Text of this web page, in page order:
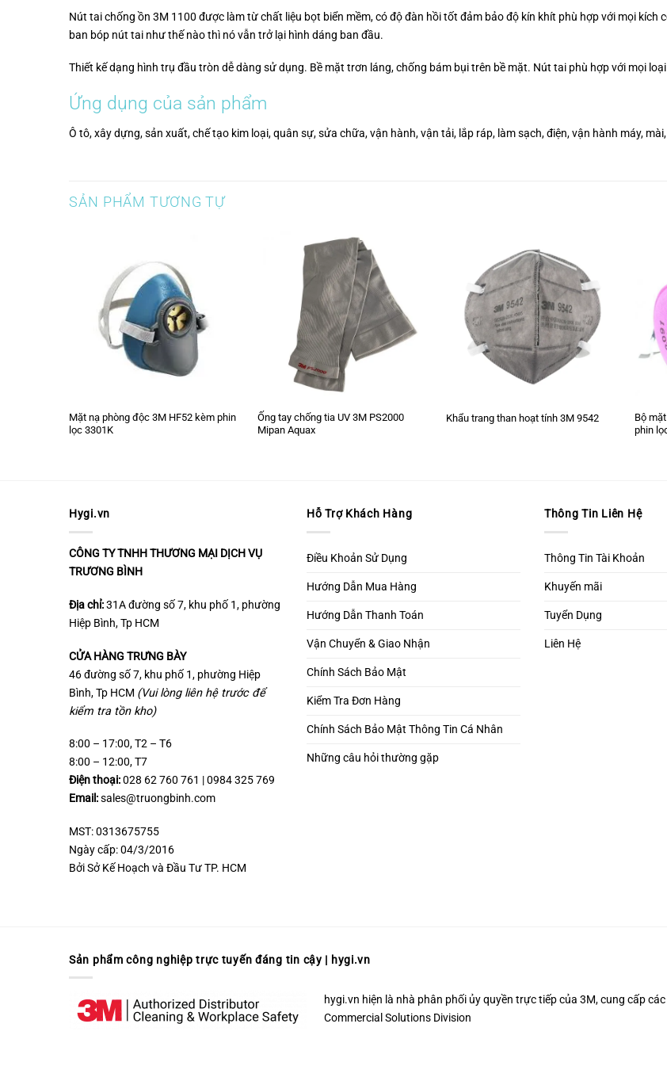
Nút tai chống ồn 3M 1100 được làm từ chất liệu bọt biển mềm, có độ đàn hồi tốt đảm bảo độ kín khít phù hợp với mọi
ban bóp nút tai như thế nào thì nó vẫn trở lại hình dáng ban đầu.
Thiết kế dạng hình trụ đầu tròn dễ dàng sử dụng. Bề mặt trơn láng, chống bám bụi trên bề mặt. Nút tai phù hợp với mọi
Ứng dụng của sản phẩm
Ô tô, xây dựng, sản xuất, chế tạo kim loại, quân sự, sửa chữa, vận hành, vận tải, lắp ráp, làm sạch, điện, vận hành máy,
SẢN PHẨM TƯƠNG TỰ
Mặt nạ phòng độc 3M HF52 kèm phin
lọc 3301K
Ống tay chống tia UV 3M PS2000
Mipan Aquax
Khẩu trang than hoạt tính 3M 9542
Bộ
phin
Hygi.vn
CÔNG TY TNHH THƯƠNG MẠI DỊCH VỤ
TRƯƠNG BÌNH
Địa chỉ:31A đường số 7, khu phố 1, phường
Hiệp Bình, Tp HCM
CỬA HÀNG TRƯNG BÀY
46 đường số 7, khu phố 1, phường Hiệp
Bình, Tp HCM (Vui lòng liên hệ trước để
kiểm tra tồn kho)
8:00 – 17:00, T2 – T6
8:00 – 12:00, T7
Điện thoại:028 62 760 761 | 0984 325 769
Email:sales@truongbinh.com
MST: 0313675755
Ngày cấp: 04/3/2016
Bởi Sở Kế Hoạch và Đầu Tư TP. HCM
Hỗ Trợ Khách Hàng
Điều Khoản Sử Dụng
Hướng Dẫn Mua Hàng
Hướng Dẫn Thanh Toán
Vận Chuyển & Giao Nhận
Chính Sách Bảo Mật
Kiểm Tra Đơn Hàng
Chính Sách Bảo Mật Thông Tin Cá Nhân
Những câu hỏi thường gặp
Thông Tin Liên Hệ
Thông Tin Tài Khoản
Khuyến mãi
Tuyển Dụng
Liên Hệ
Sản phẩm công nghiệp trực tuyến đáng tin cậy | hygi.vn
hygi.vn hiện là nhà phân phối ủy quyền trực tiếp của 3M, cung cấp
Commercial Solutions Division